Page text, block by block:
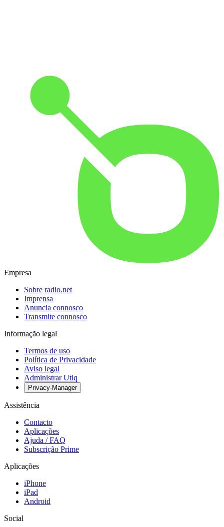
Empresa
Sobre radio.net
Imprensa
Anuncia connosco
Transmite connosco
Informação legal
Termos de uso
Política de Privacidade
Aviso legal
Administrar Utiq
Privacy-Manager
Assistência
Contacto
Aplicações
Ajuda / FAQ
Subscrição Prime
Aplicações
iPhone
iPad
Android
Social